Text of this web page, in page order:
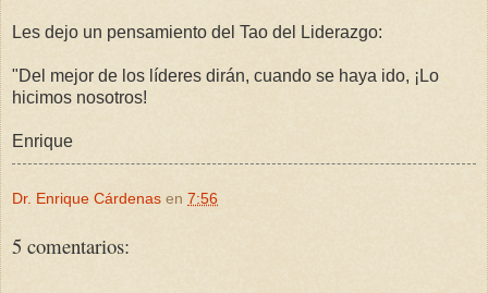
Les dejo un pensamiento del Tao del Liderazgo:
"Del mejor de los líderes dirán, cuando se haya ido, ¡Lo
hicimos nosotros!
Enrique
Dr. Enrique Cárdenas en 7:56
5 comentarios: